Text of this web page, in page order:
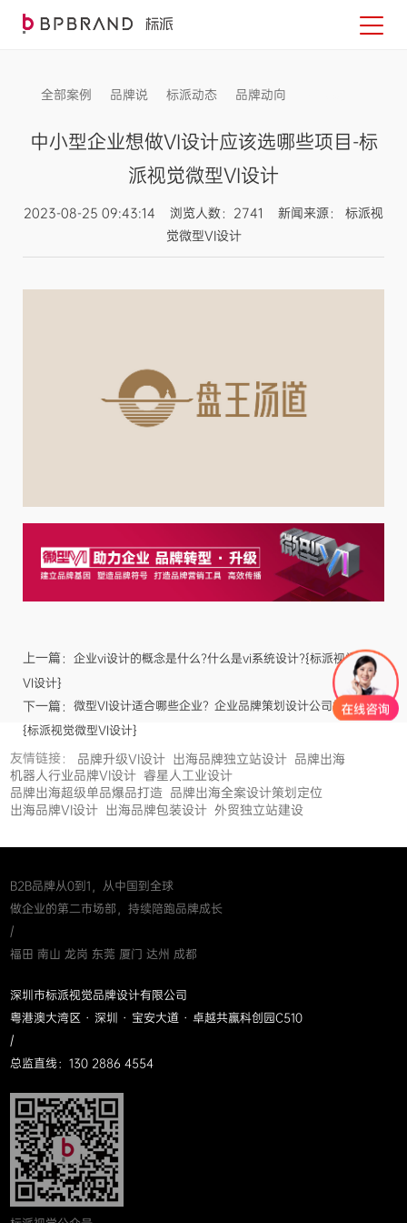
全部案例 品牌说 标派动态 品牌动向
中小型企业想做VI设计应该选哪些项目-标
派视觉微型VI设计
2023-08-25 09:43:14 浏览人数：2741 新闻来源： 标派视
觉微型VI设计
上一篇： 企业vi设计的概念是什么?什么是vi系统设计?{标派视觉微型
VI设计}
下一篇： 微型VI设计适合哪些企业？企业品牌策划设计公司找哪家？
{标派视觉微型VI设计}
友情链接： 品牌升级VI设计 出海品牌独立站设计 品牌出海
机器人行业品牌VI设计 睿星人工业设计
品牌出海超级单品爆品打造 品牌出海全案设计策划定位
出海品牌VI设计 出海品牌包装设计 外贸独立站建设
B2B品牌从0到1，从中国到全球
做企业的第二市场部，持续陪跑品牌成长
/
福田 南山 龙岗 东莞 厦门 达州 成都
深圳市标派视觉品牌设计有限公司
粤港澳大湾区 · 深圳 · 宝安大道 · 卓越共赢科创园C510
/
总监直线：130 2886 4554